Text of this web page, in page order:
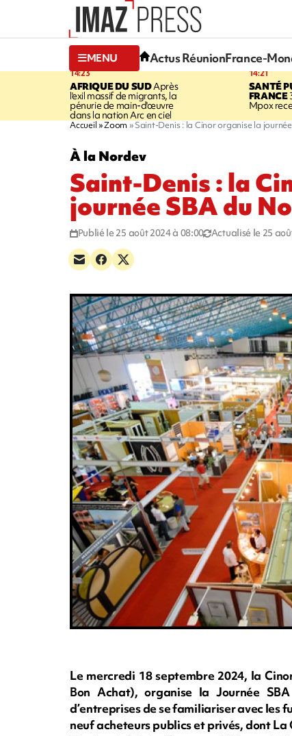
MENU Actus RéunionFrance-
14:23
AFRIQUE DU SUDAprès
l'exil massif de migrants, la
pénurie de main-d'œuvre
dans la nation Arc en ciel
14:21
SANTÉ
FRANCE
Mpox
Accueil Zoom Saint-Denis : la Cinor organise la
À la Nordev
Saint-Denis : la
journée SBA du
Publié le 25 août 2024 à 08:00 Actualisé le 25
Le mercredi 18 septembre 2024, la
Bon Achat), organise la Journée
d’entreprises de se familiariser avec les
neuf acheteurs publics et privés, dont